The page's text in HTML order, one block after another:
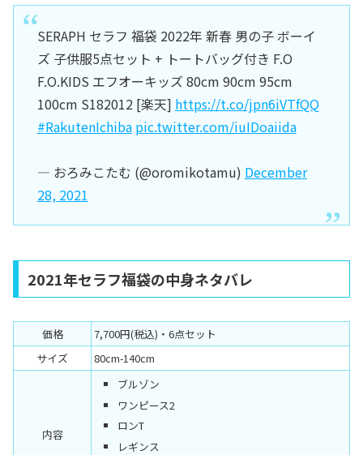
SERAPH セラフ 福袋 2022年 新春 男の子 ボーイ
ズ 子供服5点セット + トートバッグ付き F.O
F.O.KIDS エフオーキッズ 80cm 90cm 95cm
100cm S182012 [楽天] https://t.co/jpn6iVTfQQ
#RakutenIchiba pic.twitter.com/iuIDoaiida
— おろみこたむ (@oromikotamu) December
28, 2021
2021年セラフ福袋の中身ネタバレ
価格
7,700円(税込)・6点セット
サイズ
80cm-140cm
内容
ブルゾン
ワンピース2
ロンT
レギンス